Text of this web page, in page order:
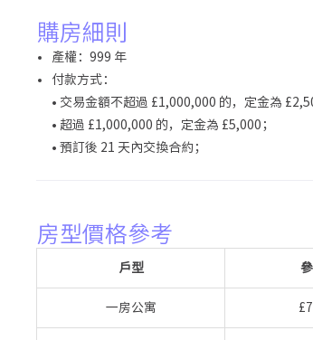
購房細則
產權：999 年
付款方式：
• 交易金額不超過 £1,000,000 的，定金為
• 超過 £1,000,000 的，定金為 £5,000；
• 預訂後 21 天內交換合約；
房型價格參考
戶型
一房公寓